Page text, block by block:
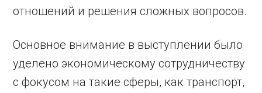
отношений и решения сложных вопросов.
Основное внимание в выступлении было
уделено экономическому сотрудничеству
с фокусом на такие сферы, как транспорт,